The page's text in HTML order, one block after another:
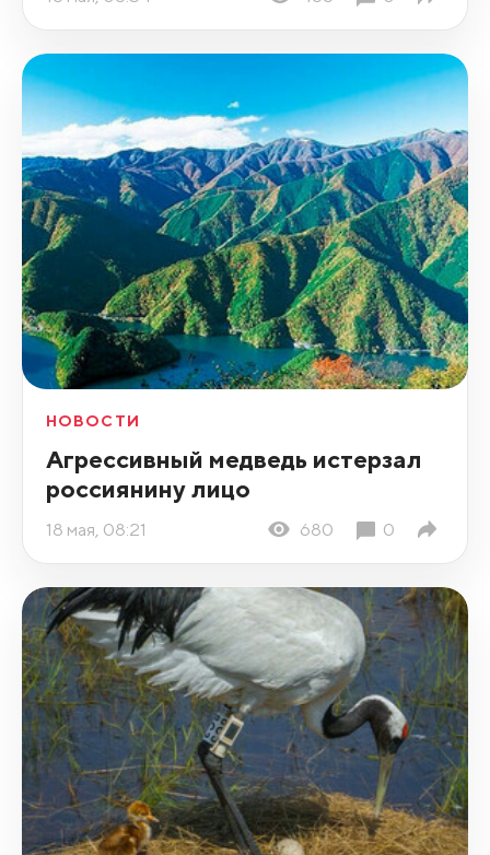
НОВОСТИ
Агрессивный медведь истерзал
россиянину лицо
18 мая, 08:21 680 0